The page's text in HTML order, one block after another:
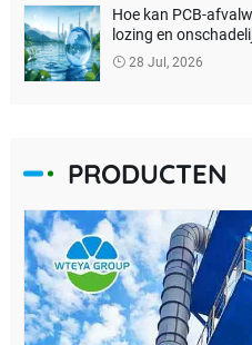
Hoe kan PCB-
lozing en
28 Jul, 2026
PRODUCTEN